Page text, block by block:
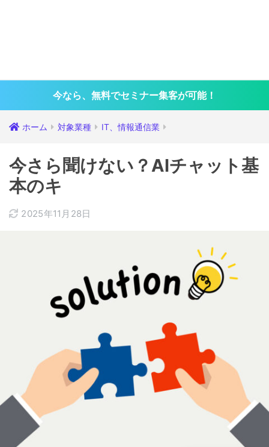
今なら、無料でセミナー集客が可能！
ホーム 対象業種 IT、情報通信業
今さら聞けない？AIチャット基
本のキ
2025年11月28日